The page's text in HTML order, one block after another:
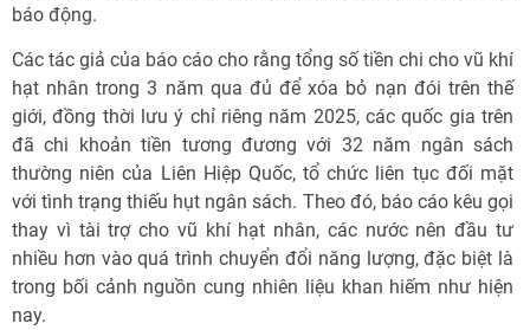
báo động.
Các tác giả của báo cáo cho rằng tổng số tiền chi cho vũ khí
hạt nhân trong 3 năm qua đủ để xóa bỏ nạn đói trên thế
giới, đồng thời lưu ý chỉ riêng năm 2025, các quốc gia trên
đã chi khoản tiền tương đương với 32 năm ngân sách
thường niên của Liên Hiệp Quốc, tổ chức liên tục đối mặt
với tình trạng thiếu hụt ngân sách. Theo đó, báo cáo kêu gọi
thay vì tài trợ cho vũ khí hạt nhân, các nước nên đầu tư
nhiều hơn vào quá trình chuyển đổi năng lượng, đặc biệt là
trong bối cảnh nguồn cung nhiên liệu khan hiếm như hiện
nay.